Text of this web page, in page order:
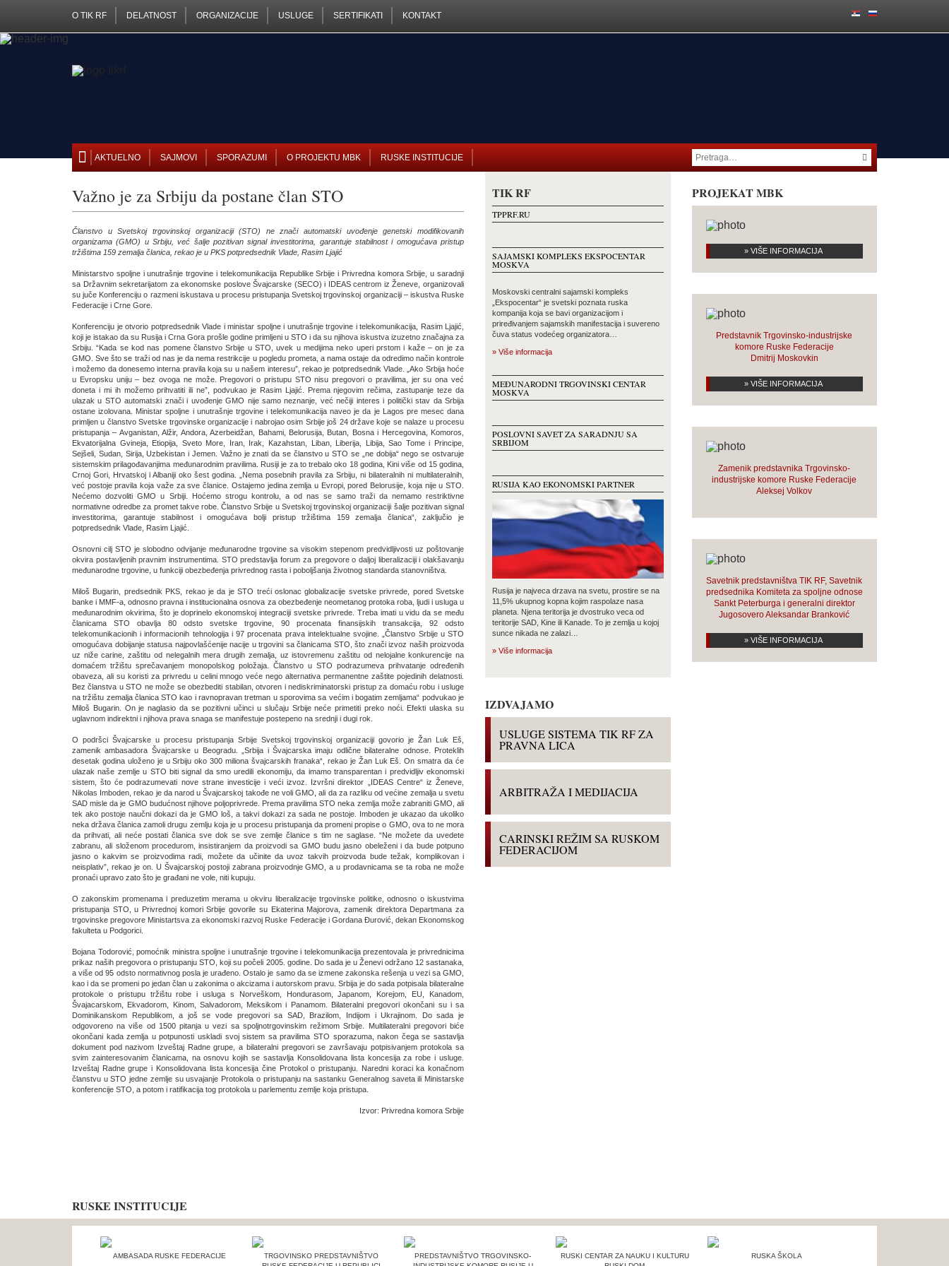
O TIK RF DELATNOST ORGANIZACIJE USLUGE SERTIFIKATI KONTAKT
AKTUELNO SAJMOVI SPORAZUMI O PROJEKTU MBK RUSKE INSTITUCIJE
Važno je za Srbiju da postane član STO
Članstvo u Svetskoj trgovinskoj organizaciji (STO) ne znači automatski uvođenje genetski modifikovanih
organizama (GMO) u Srbiju, već šalje pozitivan signal investitorima, garantuje stabilnost i omogućava pristup
tržištima 159 zemalja članica, rekao je u PKS potpredsednik Vlade, Rasim Ljajić
Ministarstvo spoljne i unutrašnje trgovine i telekomunikacija Republike Srbije i Privredna komora Srbije, u saradnji
sa Državnim sekretarijatom za ekonomske poslove Švajcarske (SECO) i IDEAS centrom iz Ženeve, organizovali
su juče Konferenciju o razmeni iskustava u procesu pristupanja Svetskoj trgovinskoj organizaciji – iskustva Ruske
Federacije i Crne Gore.
Konferenciju je otvorio potpredsednik Vlade i ministar spoljne i unutrašnje trgovine i telekomunikacija, Rasim Ljajić,
koji je istakao da su Rusija i Crna Gora prošle godine primljeni u STO i da su njihova iskustva izuzetno značajna za
Srbiju. “Kada se kod nas pomene članstvo Srbije u STO, uvek u medijima neko uperi prstom i kaže – on je za
GMO. Sve što se traži od nas je da nema restrikcije u pogledu prometa, a nama ostaje da odredimo način kontrole
i možemo da donesemo interna pravila koja su u našem interesu”, rekao je potpredsednik Vlade. „Ako Srbija hoće
u Evropsku uniju – bez ovoga ne može. Pregovori o pristupu STO nisu pregovori o pravilima, jer su ona već
doneta i mi ih možemo prihvatiti ili ne”, podvukao je Rasim Ljajić. Prema njegovim rečima, zastupanje teze da
ulazak u STO automatski znači i uvođenje GMO nije samo neznanje, već nečiji interes i politički stav da Srbija
ostane izolovana. Ministar spoljne i unutrašnje trgovine i telekomunikacija naveo je da je Lagos pre mesec dana
primljen u članstvo Svetske trgovinske organizacije i nabrojao osim Srbije još 24 države koje se nalaze u procesu
pristupanja – Avganistan, Alžir, Andora, Azerbeidžan, Bahami, Belorusija, Butan, Bosna i Hercegovina, Komoros,
Ekvatorijalna Gvineja, Etiopija, Sveto More, Iran, Irak, Kazahstan, Liban, Liberija, Libija, Sao Tome i Principe,
Sejšeli, Sudan, Sirija, Uzbekistan i Jemen. Važno je znati da se članstvo u STO se „ne dobija“ nego se ostvaruje
sistemskim prilagođavanjima međunarodnim pravilima. Rusiji je za to trebalo oko 18 godina, Kini više od 15 godina,
Crnoj Gori, Hrvatskoj i Albaniji oko šest godina. „Nema posebnih pravila za Srbiju, ni bilateralnih ni multilateralnih,
već postoje pravila koja važe za sve članice. Ostajemo jedina zemlja u Evropi, pored Belorusije, koja nije u STO.
Nećemo dozvoliti GMO u Srbiji. Hoćemo strogu kontrolu, a od nas se samo traži da nemamo restriktivne
normativne odredbe za promet takve robe. Članstvo Srbije u Svetskoj trgovinskoj organizaciji šalje pozitivan signal
investitorima, garantuje stabilnost i omogućava bolji pristup tržištima 159 zemalja članica“, zaključio je
potpredsednik Vlade, Rasim Ljajić.
Osnovni cilj STO je slobodno odvijanje međunarodne trgovine sa visokim stepenom predvidljivosti uz poštovanje
okvira postavljenih pravnim instrumentima. STO predstavlja forum za pregovore o daljoj liberalizaciji i olakšavanju
međunarodne trgovine, u funkciji obezbeđenja privrednog rasta i poboljšanja životnog standarda stanovništva.
Miloš Bugarin, predsednik PKS, rekao je da je STO treći oslonac globalizacije svetske privrede, pored Svetske
banke i MMF-a, odnosno pravna i institucionalna osnova za obezbeđenje neometanog protoka roba, ljudi i usluga u
međunarodnim okvirima, što je doprinelo ekonomskoj integraciji svetske privrede. Treba imati u vidu da se među
članicama STO obavlja 80 odsto svetske trgovine, 90 procenata finansijskih transakcija, 92 odsto
telekomunikacionih i informacionih tehnologija i 97 procenata prava intelektualne svojine. „Članstvo Srbije u STO
omogućava dobijanje statusa najpovlašćenije nacije u trgovini sa članicama STO, što znači izvoz naših proizvoda
uz niže carine, zaštitu od nelegalnih mera drugih zemalja, uz istovremenu zaštitu od nelojalne konkurencije na
domaćem tržištu sprečavanjem monopolskog položaja. Članstvo u STO podrazumeva prihvatanje određenih
obaveza, ali su koristi za privredu u celini mnogo veće nego alternativa permanentne zaštite pojedinih delatnosti.
Bez članstva u STO ne može se obezbediti stabilan, otvoren i nediskriminatorski pristup za domaću robu i usluge
na tržištu zemalja članica STO kao i ravnopravan tretman u sporovima sa većim i bogatim zemljama“ podvukao je
Miloš Bugarin. On je naglasio da se pozitivni učinci u slučaju Srbije neće primetiti preko noći. Efekti ulaska su
uglavnom indirektni i njihova prava snaga se manifestuje postepeno na srednji i dugi rok.
O podršci Švajcarske u procesu pristupanja Srbije Svetskoj trgovinskoj organizaciji govorio je Žan Luk Eš,
zamenik ambasadora Švajcarske u Beogradu. „Srbija i Švajcarska imaju odlične bilateralne odnose. Proteklih
desetak godina uloženo je u Srbiju oko 300 miliona švajcarskih franaka“, rekao je Žan Luk Eš. On smatra da će
ulazak naše zemlje u STO biti signal da smo uredili ekonomiju, da imamo transparentan i predvidljiv ekonomski
sistem, što će podrazumevati nove strane investicije i veći izvoz. Izvršni direktor „IDEAS Centre“ iz Ženeve,
Nikolas Imboden, rekao je da narod u Švajcarskoj takođe ne voli GMO, ali da za razliku od većine zemalja u svetu
SAD misle da je GMO budućnost njihove poljoprivrede. Prema pravilima STO neka zemlja može zabraniti GMO, ali
tek ako postoje naučni dokazi da je GMO loš, a takvi dokazi za sada ne postoje. Imboden je ukazao da ukoliko
neka država članica zamoli drugu zemlju koja je u procesu pristupanja da promeni propise o GMO, ova to ne mora
da prihvati, ali neće postati članica sve dok se sve zemlje članice s tim ne saglase. “Ne možete da uvedete
zabranu, ali složenom procedurom, insistiranjem da proizvodi sa GMO budu jasno obeleženi i da bude potpuno
jasno o kakvim se proizvodima radi, možete da učinite da uvoz takvih proizvoda bude težak, komplikovan i
neisplativ”, rekao je on. U Švajcarskoj postoji zabrana proizvodnje GMO, a u prodavnicama se ta roba ne može
pronaći upravo zato što je građani ne vole, niti kupuju.
O zakonskim promenama i preduzetim merama u okviru liberalizacije trgovinske politike, odnosno o iskustvima
pristupanja STO, u Privrednoj komori Srbije govorile su Ekaterina Majorova, zamenik direktora Departmana za
trgovinske pregovore Ministartsva za ekonomski razvoj Ruske Federacije i Gordana Đurović, dekan Ekonomskog
fakulteta u Podgorici.
Bojana Todorović, pomoćnik ministra spoljne i unutrašnje trgovine i telekomunikacija prezentovala je privrednicima
prikaz naših pregovora o pristupanju STO, koji su počeli 2005. godine. Do sada je u Ženevi održano 12 sastanaka,
a više od 95 odsto normativnog posla je urađeno. Ostalo je samo da se izmene zakonska rešenja u vezi sa GMO,
kao i da se promeni po jedan član u zakonima o akcizama i autorskom pravu. Srbija je do sada potpisala bilateralne
protokole o pristupu tržištu robe i usluga s Norveškom, Hondurasom, Japanom, Korejom, EU, Kanadom,
Švajacarskom, Ekvadorom, Kinom, Salvadorom, Meksikom i Panamom. Bilateralni pregovori okončani su i sa
Dominikanskom Republikom, a još se vode pregovori sa SAD, Brazilom, Indijom i Ukrajinom. Do sada je
odgovoreno na više od 1500 pitanja u vezi sa spoljnotrgovinskim režimom Srbije. Multilateralni pregovori biće
okončani kada zemlja u potpunosti uskladi svoj sistem sa pravilima STO sporazuma, nakon čega se sastavlja
dokument pod nazivom Izveštaj Radne grupe, a bilateralni pregovori se završavaju potpisivanjem protokola sa
svim zainteresovanim članicama, na osnovu kojih se sastavlja Konsolidovana lista koncesija za robe i usluge.
Izveštaj Radne grupe i Konsolidovana lista koncesija čine Protokol o pristupanju. Naredni koraci ka konačnom
članstvu u STO jedne zemlje su usvajanje Protokola o pristupanju na sastanku Generalnog saveta ili Ministarske
konferencije STO, a potom i ratifikacija tog protokola u parlementu zemlje koja pristupa.
Izvor: Privredna komora Srbije
TIK RF
TPPRF.RU
SAJAMSKI KOMPLEKS EKSPOCENTAR
MOSKVA
Moskovski centralni sajamski kompleks
„Ekspocentar“ je svetski poznata ruska
kompanija koja se bavi organizacijom i
priređivanjem sajamskih manifestacija i suvereno
čuva status vodećeg organizatora…
» Više informacija
MEĐUNARODNI TRGOVINSKI CENTAR
MOSKVA
POSLOVNI SAVET ZA SARADNJU SA
SRBIJOM
RUSIJA KAO EKONOMSKI PARTNER
Rusija je najveca drzava na svetu, prostire se na
11,5% ukupnog kopna kojim raspolaze nasa
planeta. Njena teritorija je dvostruko veca od
teritorije SAD, Kine ili Kanade. To je zemlja u kojoj
sunce nikada ne zalazi…
» Više informacija
IZDVAJAMO
USLUGE SISTEMA TIK RF ZA
PRAVNA LICA
ARBITRAŽA I MEDIJACIJA
CARINSKI REŽIM SA RUSKOM
FEDERACIJOM
PROJEKAT MBK
» VIŠE INFORMACIJA
Predstavnik Trgovinsko-industrijske
komore Ruske Federacije
Dmitrij Moskovkin
» VIŠE INFORMACIJA
Zamenik predstavnika Trgovinsko-
industrijske komore Ruske Federacije
Aleksej Volkov
Savetnik predstavništva TIK RF, Savetnik
predsednika Komiteta za spoljne odnose
Sankt Peterburga i generalni direktor
Jugosovero Aleksandar Branković
» VIŠE INFORMACIJA
RUSKE INSTITUCIJE
AMBASADA RUSKE FEDERACIJE
TRGOVINSKO PREDSTAVNIŠTVO
PREDSTAVNIŠTVO TRGOVINSKO-
RUSKI CENTAR ZA NAUKU I KULTURU
RUSKA ŠKOLA